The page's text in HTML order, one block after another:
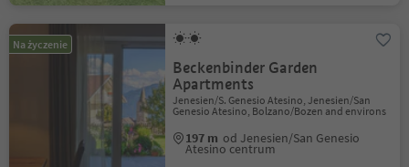
Na życzenie
Beckenbinder Garden
Apartments
Jenesien/S. Genesio Atesino, Jenesien/San
Genesio Atesino, Bolzano/Bozen and environs
197 m od Jenesien/San Genesio
Atesino centrum